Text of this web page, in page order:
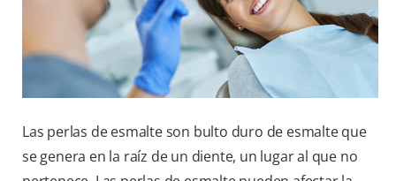
SUSCRÍBETE
Las perlas de esmalte son bulto duro de esmalte que
se genera en la raíz de un diente, un lugar al que no